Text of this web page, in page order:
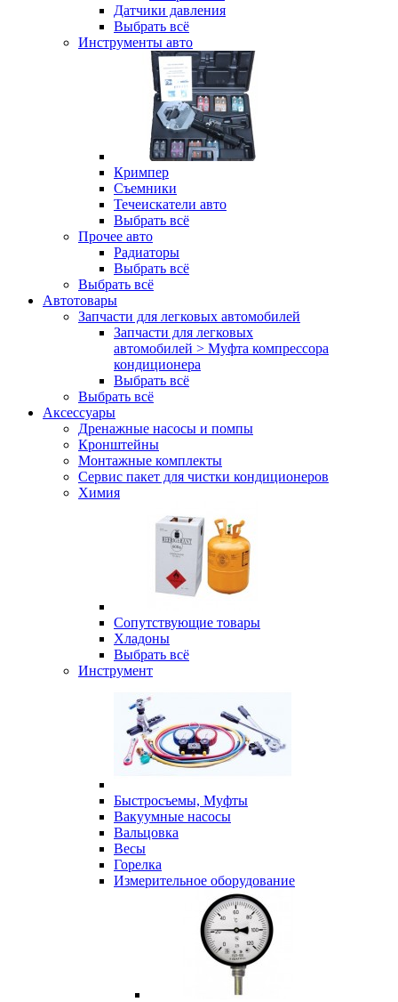
Датчики давления
Выбрать всё
Инструменты авто
Кримпер
Съемники
Течеискатели авто
Выбрать всё
Прочее авто
Радиаторы
Выбрать всё
Выбрать всё
Автотовары
Запчасти для легковых автомобилей
Запчасти для легковых
автомобилей > Муфта компрессора
кондиционера
Выбрать всё
Выбрать всё
Аксессуары
Дренажные насосы и помпы
Кронштейны
Монтажные комплекты
Сервис пакет для чистки кондиционеров
Химия
Сопутствующие товары
Хладоны
Выбрать всё
Инструмент
Быстросъемы, Муфты
Вакуумные насосы
Вальцовка
Весы
Горелка
Измерительное оборудование